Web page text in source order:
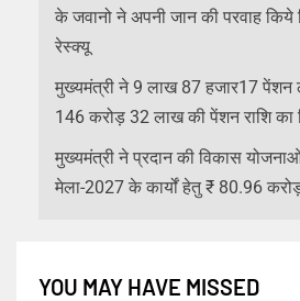
के जवानो ने अपनी जान की परवाह
रेस्क्यू
मुख्यमंत्री ने 9 लाख 87 हजार17 पेंशन
146 करोड़ 32 लाख की पेंशन राशि का
मुख्यमंत्री ने प्रदान की विकास
मेला-2027 के कार्यों हेतु ₹ 80.96 करोड़
YOU MAY HAVE MISSED